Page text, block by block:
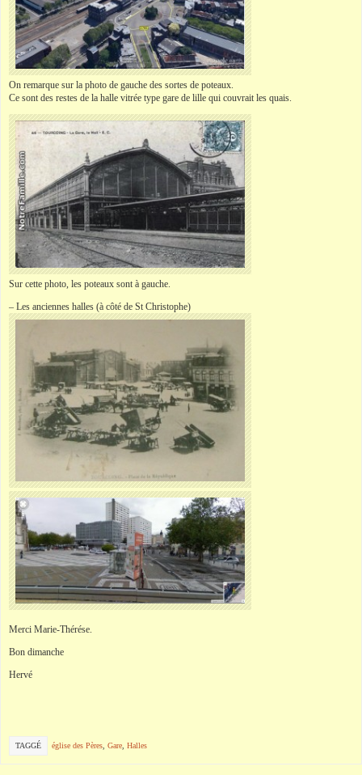
On remarque sur la photo de gauche des sortes de poteaux.
Ce sont des restes de la halle vitrée type gare de lille qui couvrait les quais.
Sur cette photo, les poteaux sont à gauche.
– Les anciennes halles (à côté de St Christophe)
Merci Marie-Thérése.
Bon dimanche
Hervé
TAGGÉ église des Pères Gare Halles